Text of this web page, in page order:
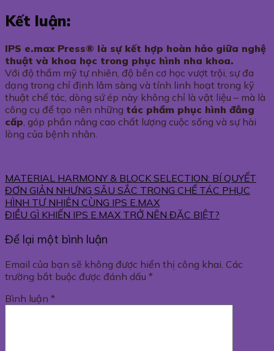
Kết luận:
IPS e.max Press® là sự kết hợp hoàn hảo giữa nghệ
thuật và khoa học trong phục hình nha khoa.
Với độ thẩm mỹ tự nhiên, độ bền cơ học vượt trội, sự đa
dạng trong chỉ định lâm sàng và tính linh hoạt trong kỹ
thuật chế tác, dòng sứ ép này không chỉ là vật liệu – mà là
công cụ để tạo nên những tác phẩm phục hình đẳng
cấp , góp phần nâng cao chất lượng cuộc sống và sự hài
lòng của bệnh nhân.
MATERIAL HARMONY & BLOCK SELECTION: BÍ QUYẾT
ĐƠN GIẢN NHƯNG SÂU SẮC TRONG CHẾ TÁC PHỤC
HÌNH TỰ NHIÊN CÙNG IPS E.MAX
ĐIỀU GÌ KHIẾN IPS E.MAX TRỞ NÊN ĐẶC BIỆT?
Để lại một bình luận
Email của bạn sẽ không được hiển thị công khai. Các
trường bắt buộc được đánh dấu *
Bình luận *